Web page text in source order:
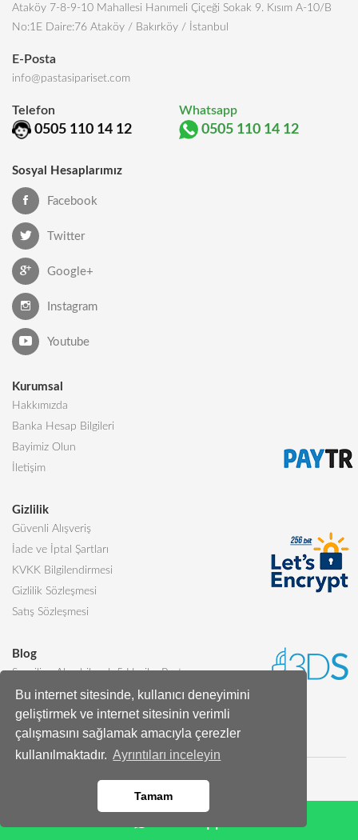
Bu internet sitesinde, kullanıcı deneyimini
geliştirmek ve internet sitesinin verimli
çalışmasını sağlamak amacıyla çerezler
kullanılmaktadır. Ayrıntıları inceleyin
Tamam
Ataköy 7-8-9-10 Mahallesi Hanımeli Çiçeği Sokak 9. Kısım A-10/B
No:1E Daire:76 Ataköy / Bakırköy / İstanbul
E-Posta
info@pastasipariset.com
Telefon
0505 110 14 12
Whatsapp
0505 110 14 12
Sosyal Hesaplarımız
Facebook
Twitter
Google+
Instagram
Youtube
Kurumsal
Hakkımızda
Banka Hesap Bilgileri
Bayimiz Olun
İletişim
Gizlilik
Güvenli Alışveriş
İade ve İptal Şartları
KVKK Bilgilendirmesi
Gizlilik Sözleşmesi
Satış Sözleşmesi
Blog
Sevgiliye Alınabilecek 5 Harika Pasta
Butik Pasta Nedir?
Tüm Blog Yazıları